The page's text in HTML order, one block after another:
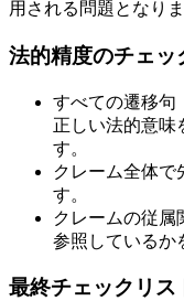
用される問題となりま
法的精度のチェッ
すべての遷移句
正しい法的意味
す。
クレーム全体で
す。
クレームの従属
参照しているか
最終チェックリス